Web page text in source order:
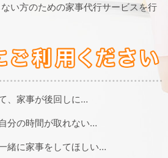
い方のための家事代行サービスを行
、家事が後回しに…
分の時間が取れない…
緒に家事をしてほしい…